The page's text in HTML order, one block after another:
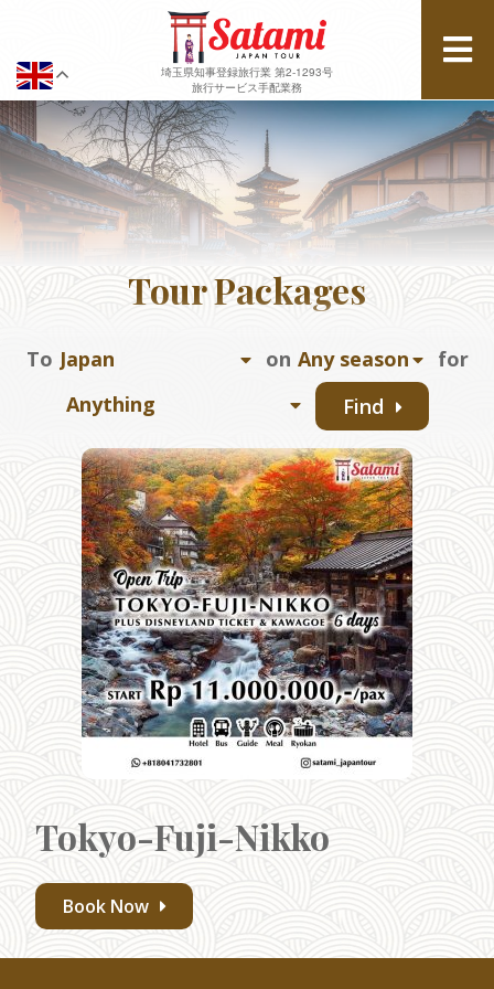
埼玉県知事登録旅行業 第2-1293号
旅行サービス手配業務
Tour Packages
To on
for
Find
Tokyo-Fuji-Nikko
Book Now